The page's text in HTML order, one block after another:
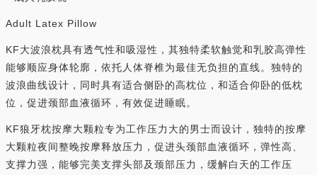
Adult Latex Pillow
KF大波浪枕具有透气性和吸湿性，其独特柔软触觉和乳胶高弹性
能够顺应身体轮廓，依托人体脊椎为最佳无负担的直线。独特的
波浪曲线设计，同时具有适合侧卧的高枕位，和适合仰卧的低枕
位，促进颈部血液循环，有效促进睡眠。
KF狼牙枕按摩大颗粒专为工作压力大的男士而设计，独特的按摩
大颗粒夜间整晚按摩释放压力，促进头颈部血液循环，弹性高、
支撑力强，能够完美支撑头部及颈部压力，缓解白天的工作压